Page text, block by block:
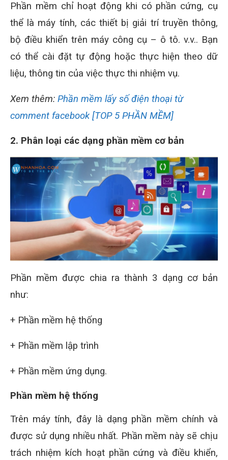
Phần mềm chỉ hoạt động khi có phần cứng, cụ
thể là máy tính, các thiết bị giải trí truyền thông,
bộ điều khiển trên máy công cụ – ô tô. v.v.. Bạn
có thể cài đặt tự động hoặc thực hiện theo dữ
liệu, thông tin của việc thực thi nhiệm vụ.
Xem thêm: Phần mềm lấy số điện thoại từ
comment facebook [TOP 5 PHẦN MỀM]
2. Phân loại các dạng phần mềm cơ bản
Phần mềm được chia ra thành 3 dạng cơ bản
như:
+ Phần mềm hệ thống
+ Phần mềm lập trình
+ Phần mềm ứng dụng.
Phần mềm hệ thống
Trên máy tính, đây là dạng phần mềm chính và
được sử dụng nhiều nhất. Phần mềm này sẽ chịu
trách nhiệm kích hoạt phần cứng và điều khiển,